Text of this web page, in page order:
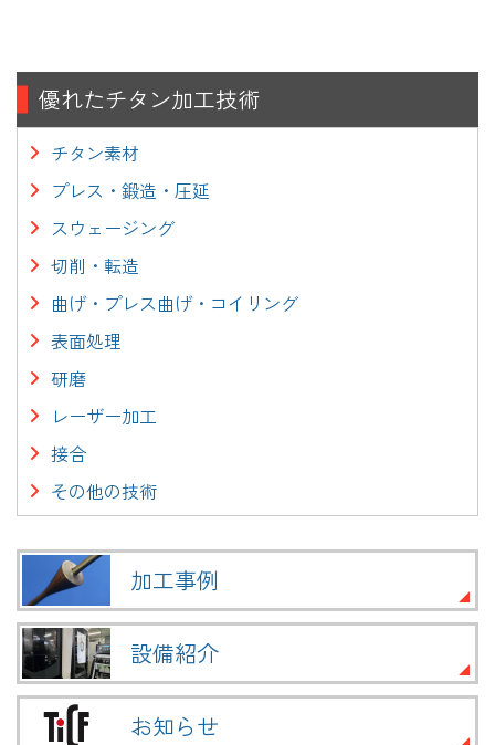
優れたチタン加工技術
チタン素材
プレス・鍛造・圧延
スウェージング
切削・転造
曲げ・プレス曲げ・コイリング
表面処理
研磨
レーザー加工
接合
その他の技術
加工事例
設備紹介
お知らせ